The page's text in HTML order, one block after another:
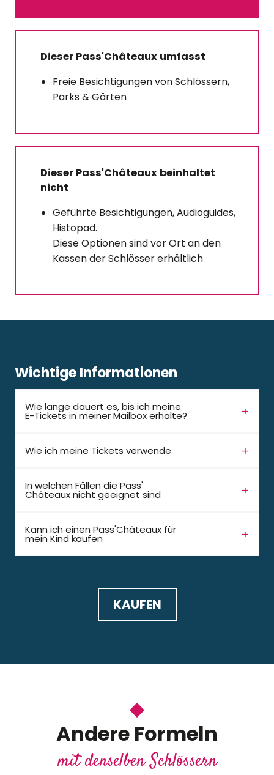
Dieser Pass'Châteaux umfasst
Freie Besichtigungen von Schlössern,
Parks & Gärten
Dieser Pass'Châteaux beinhaltet
nicht
Geführte Besichtigungen, Audioguides,
Histopad.
Diese Optionen sind vor Ort an den
Kassen der Schlösser erhältlich
Wichtige Informationen
Wie lange dauert es, bis ich meine
E-Tickets in meiner Mailbox erhalte?
Wie ich meine Tickets verwende
In welchen Fällen die Pass'
Châteaux nicht geeignet sind
Kann ich einen Pass'Châteaux für
mein Kind kaufen
KAUFEN
Andere Formeln
mit denselben Schlössern